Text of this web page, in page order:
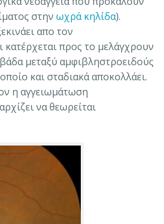
στην ωχρά κηλίδα).
απο τον
κατέρχεται προς το μελάγχρουν
μεταξύ αμφιβληστροειδούς
και σταδιακά αποκολλάει.
η αγγειωμάτωση
να θεωρείται